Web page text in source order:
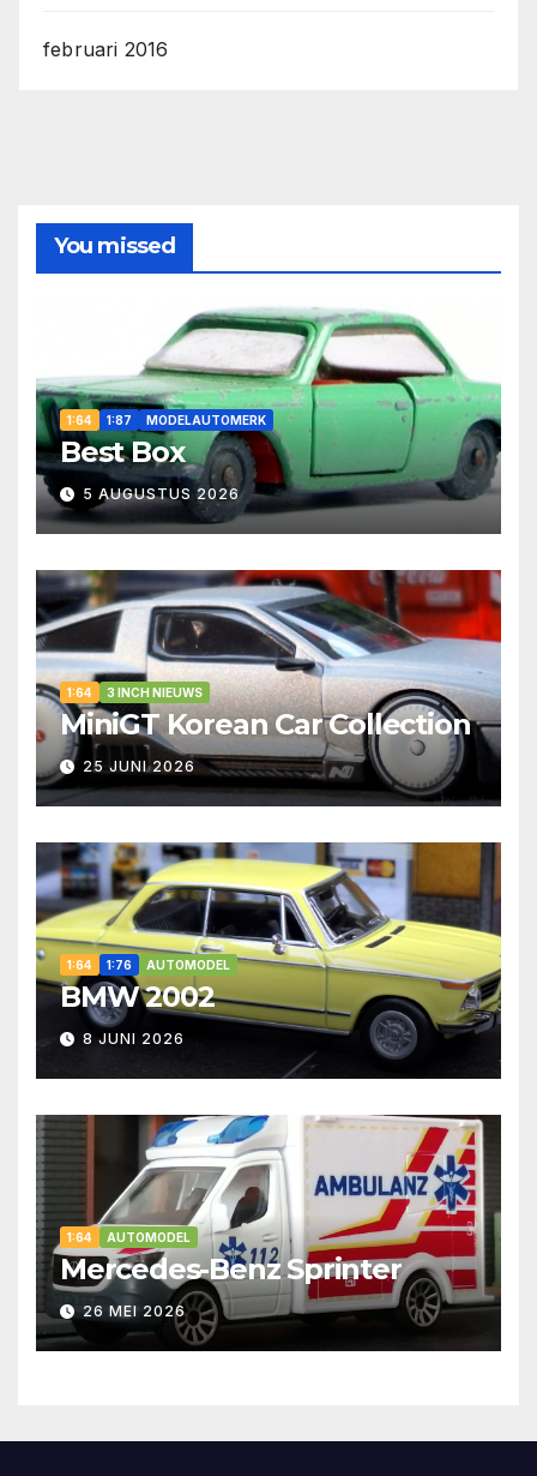
februari 2016
You missed
1:64 1:87 MODELAUTOMERK
Best Box
5 AUGUSTUS 2026
1:64 3 INCH NIEUWS
MiniGT Korean Car Collection
25 JUNI 2026
1:64 1:76 AUTOMODEL
BMW 2002
8 JUNI 2026
1:64 AUTOMODEL
Mercedes-Benz Sprinter
26 MEI 2026